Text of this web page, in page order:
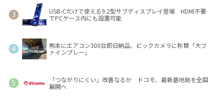
USB-Cだけで使える9.2型サブディスプレイ登場 HDMI不要
でPCケース内にも設置可能
熊本にエアコン300台即日納品、ビックカメラに称賛「大フ
ァインプレー」
「つながりにくい」改善なるか ドコモ、最新基地局を全国
展開へ